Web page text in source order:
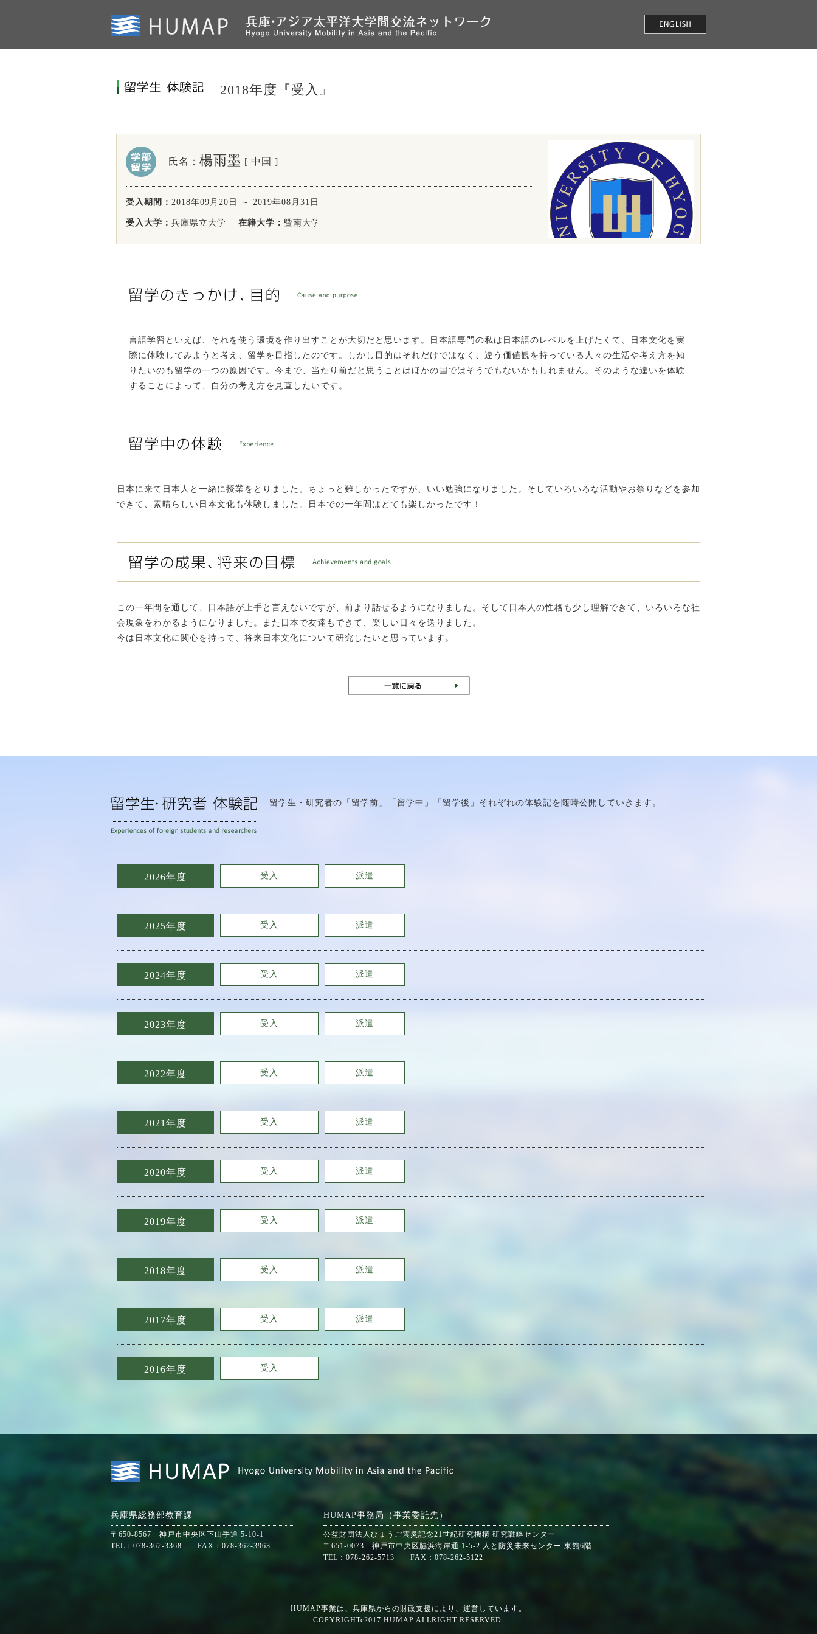
2018年度『受入』
氏名： 楊雨墨 [ 中国 ]
受入期間： 2018年09月20日 ～ 2019年08月31日
受入大学： 兵庫県立大学 在籍大学： 曁南大学
言語学習といえば、それを使う環境を作り出すことが大切だと思います。日本語専門の私は日本語のレベルを上げたくて、日本文化を実
際に体験してみようと考え、留学を目指したのです。しかし目的はそれだけではなく、違う価値観を持っている人々の生活や考え方を知
りたいのも留学の一つの原因です。今まで、当たり前だと思うことはほかの国ではそうでもないかもしれません。そのような違いを体験
することによって、自分の考え方を見直したいです。
日本に来て日本人と一緒に授業をとりました。ちょっと難しかったですが、いい勉強になりました。そしていろいろな活動やお祭りなどを参加
できて、素晴らしい日本文化も体験しました。日本での一年間はとても楽しかったです！
この一年間を通して、日本語が上手と言えないですが、前より話せるようになりました。そして日本人の性格も少し理解できて、いろいろな社
会現象をわかるようになりました。また日本で友達もできて、楽しい日々を送りました。
今は日本文化に関心を持って、将来日本文化について研究したいと思っています。
留学生・研究者の「留学前」「留学中」「留学後」それぞれの体験記を随時公開していきます。
2026年度 受入 派遣
2025年度 受入 派遣
2024年度 受入 派遣
2023年度 受入 派遣
2022年度 受入 派遣
2021年度 受入 派遣
2020年度 受入 派遣
2019年度 受入 派遣
2018年度 受入 派遣
2017年度 受入 派遣
2016年度 受入
兵庫県総務部教育課
〒650-8567 神戸市中央区下山手通 5-10-1
TEL：078-362-3368 FAX：078-362-3963
HUMAP事務局（事業委託先）
公益財団法人ひょうご震災記念21世紀研究機構 研究戦略センター
〒651-0073 神戸市中央区脇浜海岸通 1-5-2 人と防災未来センター 東館6階
TEL：078-262-5713 FAX：078-262-5122
HUMAP事業は、兵庫県からの財政支援により、運営しています。
COPYRIGHTc2017 HUMAP ALLRIGHT RESERVED.